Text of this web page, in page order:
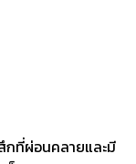
กที่ผ่อนคลายและมี